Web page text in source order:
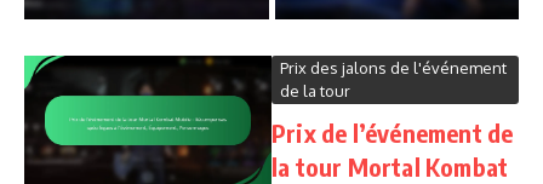
Prix des jalons de l'événement
de la tour
Prix de l’événement de
la tour Mortal Kombat